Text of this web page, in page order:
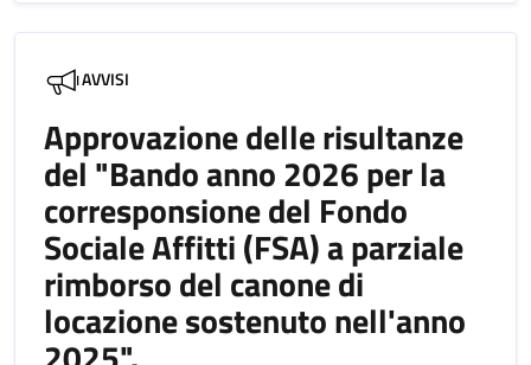
AVVISI
Approvazione delle risultanze
del "Bando anno 2026 per la
corresponsione del Fondo
Sociale Affitti (FSA) a parziale
rimborso del canone di
locazione sostenuto nell'anno